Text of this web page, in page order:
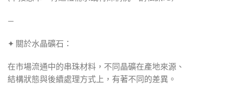
—
✦ 關於水晶礦石：
在市場流通中的串珠材料，不同晶礦在產地來源、
結構狀態與後續處理方式上，有著不同的差異。